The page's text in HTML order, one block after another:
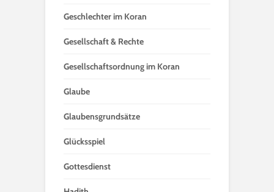
Geschlechter im Koran
Gesellschaft & Rechte
Gesellschaftsordnung im Koran
Glaube
Glaubensgrundsätze
Glücksspiel
Gottesdienst